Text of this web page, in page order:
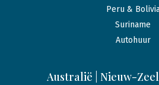
Peru &
Suriname
Autohuur
Australië | Nieuw-